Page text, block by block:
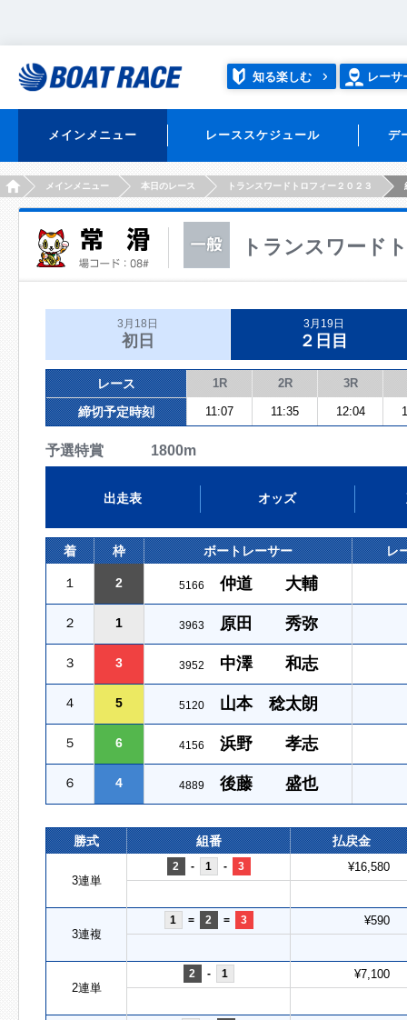
知る楽しむ レーサ
メインメニュー レーススケジュール デ
HOMEメインメニュー 本日のレース トランスワードトロフィー２０２３
トランスワード
3月18日
初日
3月19日
２日目
レース 1R 2R 3R
締切予定時刻 11:07 11:35 12:04
予選特賞 1800m
出走表 オッズ
着 枠 ボートレーサー レ
１ 2 5166 仲道 大輔
２ 1 3963 原田 秀弥
３ 3 3952 中澤 和志
４ 5 5120 山本 稔太朗
５ 6 4156 浜野 孝志
６ 4 4889 後藤 盛也
勝式 組番 払戻金
3連単
2 - 1 - 3 ¥16,580
3連複
1 = 2 = 3 ¥590
2連単
2 - 1 ¥7,100